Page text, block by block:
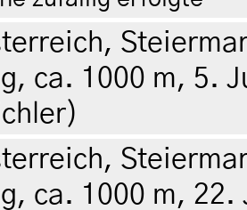
ca. 1000 m, 5.
ca. 1000 m,